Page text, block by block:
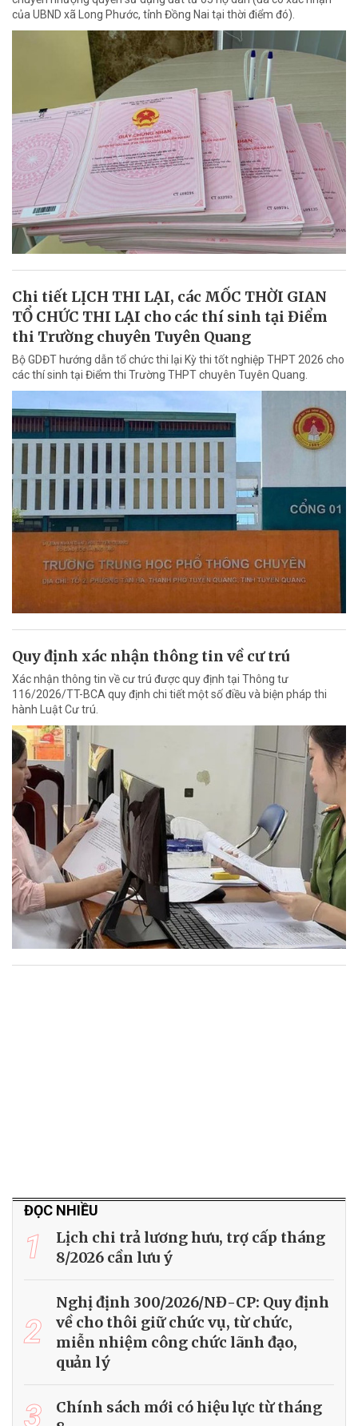
của UBND xã Long Phước, tỉnh Đồng Nai tại thời điểm đó).
Chi tiết LỊCH THI LẠI, các MỐC THỜI GIAN
TỔ CHỨC THI LẠI cho các thí sinh tại Điểm
thi Trường chuyên Tuyên Quang
Bộ GDĐT hướng dẫn tổ chức thi lại Kỳ thi tốt nghiệp THPT 2026 cho
các thí sinh tại Điểm thi Trường THPT chuyên Tuyên Quang.
Quy định xác nhận thông tin về cư trú
Xác nhận thông tin về cư trú được quy định tại Thông tư
116/2026/TT-BCA quy định chi tiết một số điều và biện pháp thi
hành Luật Cư trú.
ĐỌC NHIỀU
1
Lịch chi trả lương hưu, trợ cấp tháng
8/2026 cần lưu ý
2
Nghị định 300/2026/NĐ-CP: Quy định
về cho thôi giữ chức vụ, từ chức,
miễn nhiệm công chức lãnh đạo,
quản lý
3
Chính sách mới có hiệu lực từ tháng